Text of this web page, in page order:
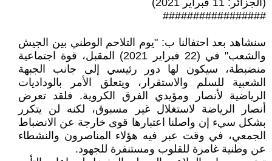
(الجزائر: 11 فبراير 2021)
#################
سنشاهد بعد احتفالنا ب: "يوم التلاحم الوطني بين الجيش
والشعب" في (22 فبراير 2021) المقبل، قوة اجتماعية
منضبطة، سيكون لها دور رئيسي إلى جانب الجبهة
الشعبية للسلم والاستقرار، ويتعلق الأمر بالوداديات
الرياضية لأنصار ومؤيدي الفرق الكروية. فلقد تعرض
أنصار الرياضة لاستغلال غير مسبوق، لكنه لن يتكرر
بشكل سيء إن واصلنا اعتبارها قوى خارجة عن الانضباط
الجمعي، في وقت عبر فيه هؤلاء المناصرون والنشطاء
عن وطنية غامرة للقلوب ومستنفرة للجهود.